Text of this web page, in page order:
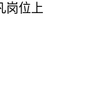
岗位上